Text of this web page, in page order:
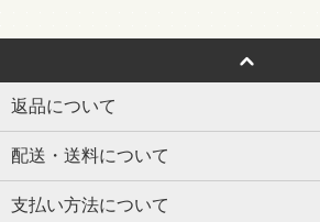
返品について
配送・送料について
支払い方法について